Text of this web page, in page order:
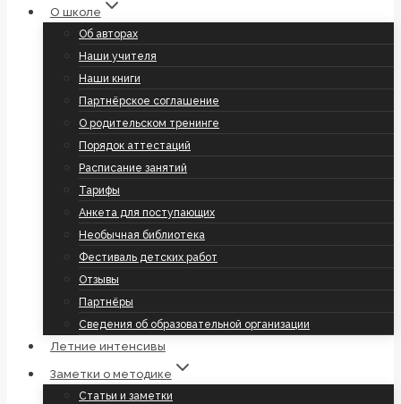
О школе
Об авторах
Наши учителя
Наши книги
Партнёрское соглашение
О родительском тренинге
Порядок аттестаций
Расписание занятий
Тарифы
Анкета для поступающих
Необычная библиотека
Фестиваль детских работ
Отзывы
Партнёры
Сведения об образовательной организации
Летние интенсивы
Заметки о методике
Статьи и заметки